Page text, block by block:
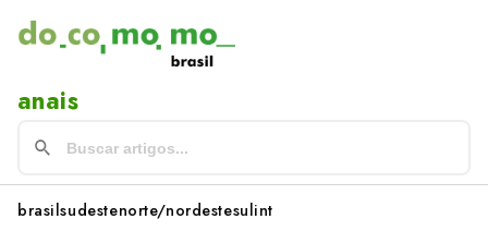
anais
brasilsudestenorte/nordestesulint